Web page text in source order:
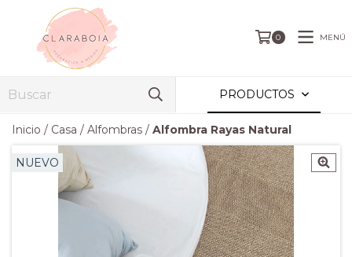
0 MENÚ
PRODUCTOS
Inicio / Casa / Alfombras / Alfombra Rayas Natural
NUEVO